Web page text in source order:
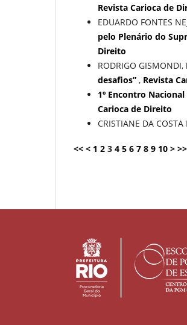
Revista Carioca de
EDUARDO FONTES
pelo Plenário do
Direito
RODRIGO GISMONDI,
desafios” , Revista
1º Encontro
Carioca de Direito
CRISTIANE DA COSTA
<< < 1 2 3 4 5 6 7 8 9 10 > >>